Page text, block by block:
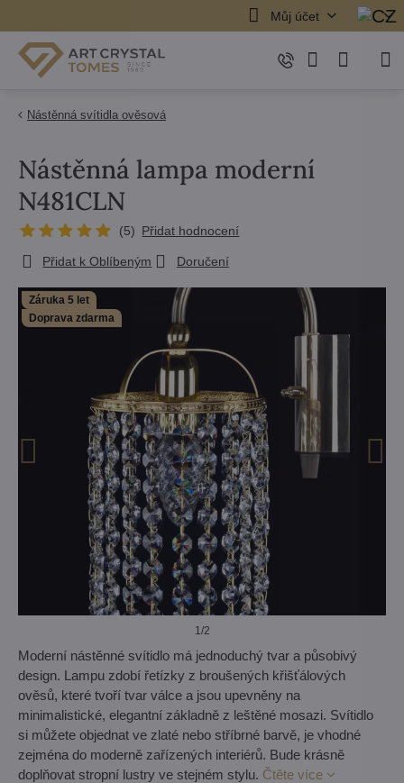
Můj účet
Nástěnná svítidla ověsová
Záruka 5 let
Doprava zdarma
1/2
Nástěnná lampa moderní
N481CLN
(5) Přidat hodnocení
Přidat k Oblíbeným Doručení
Moderní nástěnné svítidlo má jednoduchý tvar a působivý
design. Lampu zdobí řetízky z broušených křišťálových
ověsů, které tvoří tvar válce a jsou upevněny na
minimalistické, elegantní základně z leštěné mosazi. Svítidlo
si můžete objednat ve zlaté nebo stříbrné barvě, je vhodné
zejména do moderně zařízených interiérů. Bude krásně
doplňovat stropní lustry ve stejném stylu. Čtěte více